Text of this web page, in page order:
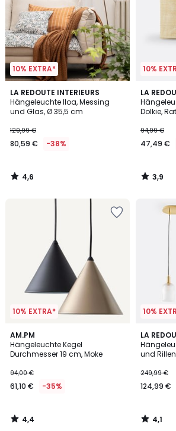
10% EXTRA*
LA REDOUTE INTERIEURS
Hängeleuchte Iloa, Messing
und Glas, Ø 35,5 cm
129,99 €
80,59 € -38%
4,6
/ 5
4,6
/
10%
LA
Dolkie,
94,99 €
47,49 €
3,9
/ 5
3,9
/
10% EXTRA*
AM.PM
Hängeleuchte Kegel
Durchmesser 19 cm, Moke
94,00 €
61,10 € -35%
4,4
/ 5
4,4
/
10%
LA
und
249,99 €
124,99 €
4,1
/ 5
4,1
/